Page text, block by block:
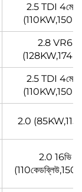
2.5 TDI
2.8 VR6
2.5 TDI
2.0
2.0 16ভি